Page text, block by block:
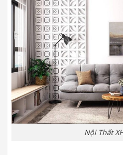
Nội Thất